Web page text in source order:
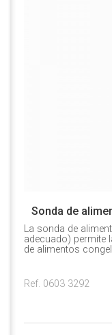
Sonda de
La sonda de
adecuado) permite
de alimentos
Ref. 0603 3292